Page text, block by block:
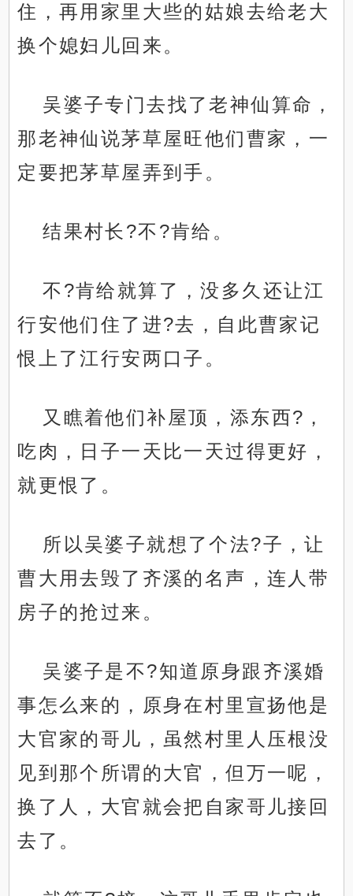
住，再用家里大些的姑娘去给老大
换个媳妇儿回来。
吴婆子专门去找了老神仙算命，
那老神仙说茅草屋旺他们曹家，一
定要把茅草屋弄到手。
结果村长?不?肯给。
不?肯给就算了，没多久还让江
行安他们住了进?去，自此曹家记
恨上了江行安两口子。
又瞧着他们补屋顶，添东西?，
吃肉，日子一天比一天过得更好，
就更恨了。
所以吴婆子就想了个法?子，让
曹大用去毁了齐溪的名声，连人带
房子的抢过来。
吴婆子是不?知道原身跟齐溪婚
事怎么来的，原身在村里宣扬他是
大官家的哥儿，虽然村里人压根没
见到那个所谓的大官，但万一呢，
换了人，大官就会把自家哥儿接回
去了。